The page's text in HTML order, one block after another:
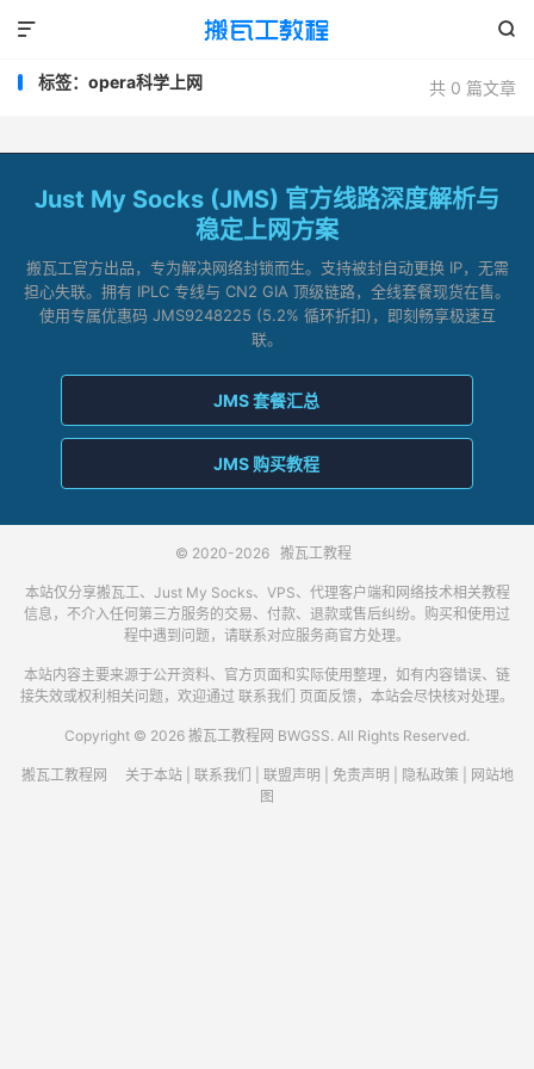


共 0 篇文章
标签：opera科学上网
Just My Socks (JMS) 官方线路深度解析与
稳定上网方案
搬瓦工官方出品，专为解决网络封锁而生。支持被封自动更换 IP，无需
担心失联。拥有 IPLC 专线与 CN2 GIA 顶级链路，全线套餐现货在售。
使用专属优惠码 JMS9248225 (5.2% 循环折扣)，即刻畅享极速互
联。
JMS 套餐汇总
JMS 购买教程
© 2020-2026 搬瓦工教程
本站仅分享搬瓦工、Just My Socks、VPS、代理客户端和网络技术相关教程
信息，不介入任何第三方服务的交易、付款、退款或售后纠纷。购买和使用过
程中遇到问题，请联系对应服务商官方处理。
本站内容主要来源于公开资料、官方页面和实际使用整理，如有内容错误、链
接失效或权利相关问题，欢迎通过 联系我们 页面反馈，本站会尽快核对处理。
Copyright © 2026 搬瓦工教程网 BWGSS. All Rights Reserved.
搬瓦工教程网 关于本站| 联系我们 联盟声明 免责声明 隐私政策
网站地
图